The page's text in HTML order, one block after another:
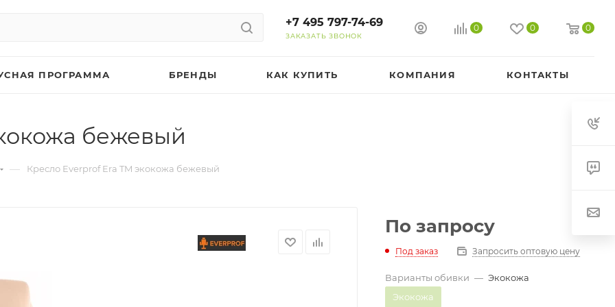
+7 495 797-74-69
ЗАКАЗАТЬ ЗВОНОК
0 0 0
ПРОГРАММА БРЕНДЫ КАК КУПИТЬ КОМПАНИЯ КОНТАКТЫ
бежевый
— Кресло Everprof Era TM экокожа бежевый
По запросу
Под заказ Запросить оптовую цену
Варианты обивки — Экокожа
Экокожа